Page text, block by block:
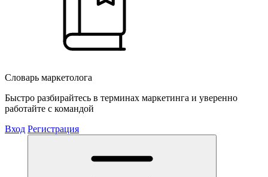
Словарь маркетолога
Быстро разбирайтесь в терминах маркетинга и уверенно
работайте с командой
Вход Регистрация